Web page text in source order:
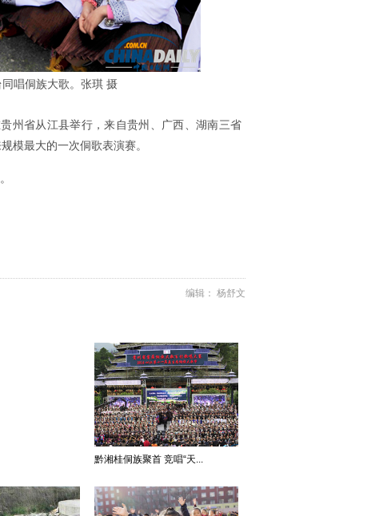
唱侗族大歌。张琪 摄
州省从江县举行，来自贵州、广西、湖南三省
模最大的一次侗歌表演赛。
编辑： 杨舒文
黔湘桂侗族聚首 竞唱“天...